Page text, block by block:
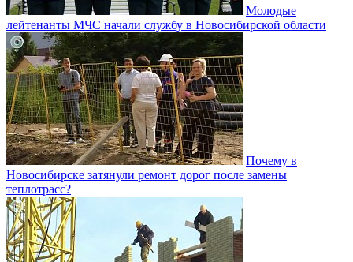
Молодые
лейтенанты МЧС начали службу в Новосибирской области
Почему в
Новосибирске затянули ремонт дорог после замены
теплотрасс?